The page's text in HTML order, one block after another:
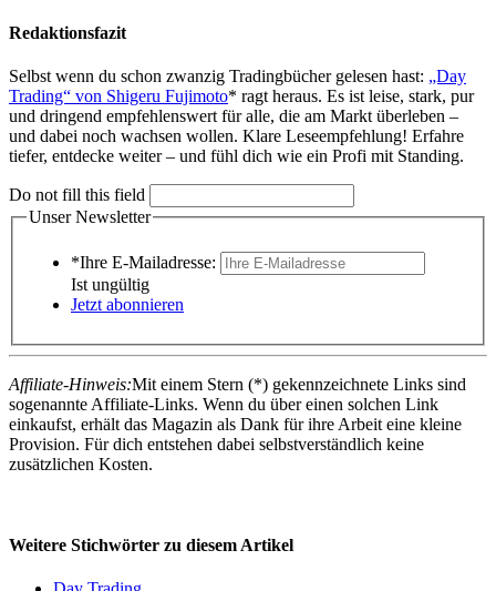
Redaktionsfazit
Selbst wenn du schon zwanzig Tradingbücher gelesen hast: „Day
Trading“ von Shigeru Fujimoto* ragt heraus. Es ist leise, stark, pur
und dringend empfehlenswert für alle, die am Markt überleben –
und dabei noch wachsen wollen. Klare Leseempfehlung! Erfahre
tiefer, entdecke weiter – und fühl dich wie ein Profi mit Standing.
Do not fill this field
Unser Newsletter
*Ihre E-Mailadresse:
Ist ungültig
Jetzt abonnieren
Affiliate-Hinweis:Mit einem Stern (*) gekennzeichnete Links sind
sogenannte Affiliate-Links. Wenn du über einen solchen Link
einkaufst, erhält das Magazin als Dank für ihre Arbeit eine kleine
Provision. Für dich entstehen dabei selbstverständlich keine
zusätzlichen Kosten.
Weitere Stichwörter zu diesem Artikel